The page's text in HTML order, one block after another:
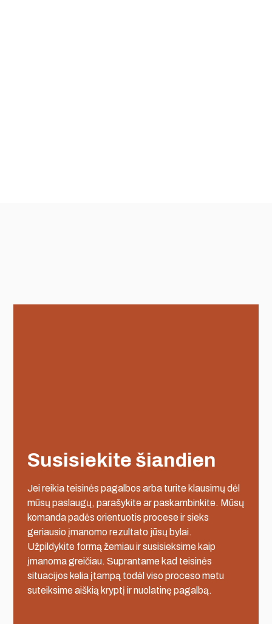
Susisiekite šiandien
Jei reikia teisinės pagalbos arba turite klausimų dėl
mūsų paslaugų, parašykite ar paskambinkite. Mūsų
komanda padės orientuotis procese ir sieks
geriausio įmanomo rezultato jūsų bylai.
Užpildykite formą žemiau ir susisieksime kaip
įmanoma greičiau. Suprantame kad teisinės
situacijos kelia įtampą todėl viso proceso metu
suteiksime aiškią kryptį ir nuolatinę pagalbą.